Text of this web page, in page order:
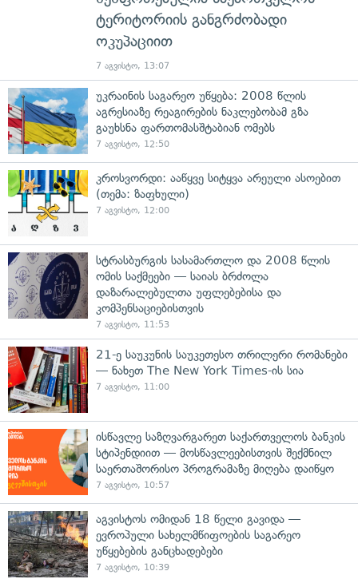
ტერიტორიის განგრძობადი
ოკუპაციით
7 აგვისტო, 13:07
უკრაინის საგარეო უწყება: 2008 წლის
აგრესიაზე რეაგირების ნაკლებობამ გზა
გაუხსნა ფართომასშტაბიან ომებს
7 აგვისტო, 12:50
კროსვორდი: ააწყვე სიტყვა არეული ასოებით
(თემა: ზაფხული)
7 აგვისტო, 12:00
სტრასბურგის სასამართლო და 2008 წლის
ომის საქმეები — საიას ბრძოლა
დაზარალებულთა უფლებებისა და
კომპენსაციებისთვის
7 აგვისტო, 11:53
21-ე საუკუნის საუკეთესო თრილერი რომანები
— ნახეთ The New York Times-ის სია
7 აგვისტო, 11:00
ისწავლე საზღვარგარეთ საქართველოს ბანკის
სტიპენდიით — მოსწავლეებისთვის შექმნილ
საერთაშორისო პროგრამაზე მიღება დაიწყო
7 აგვისტო, 10:57
აგვისტოს ომიდან 18 წელი გავიდა —
ევროპული სახელმწიფოების საგარეო
უწყებების განცხადებები
7 აგვისტო, 10:39